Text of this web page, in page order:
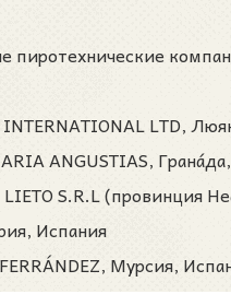
пиротехнические
LTD,
ANGUSTIAS,
LIETO S.R.L (провинция
Испания
Мурсия,